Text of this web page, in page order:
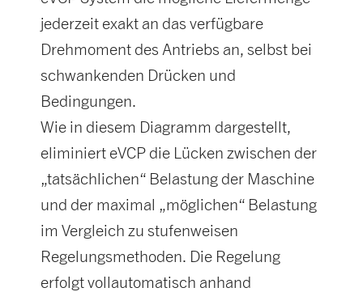
jederzeit exakt an das verfügbare
Drehmoment des Antriebs an, selbst bei
schwankenden Drücken und
Bedingungen.
Wie in diesem Diagramm dargestellt,
eliminiert eVCP die Lücken zwischen der
„tatsächlichen“ Belastung der Maschine
und der maximal „möglichen“ Belastung
im Vergleich zu stufenweisen
Regelungsmethoden. Die Regelung
erfolgt vollautomatisch anhand